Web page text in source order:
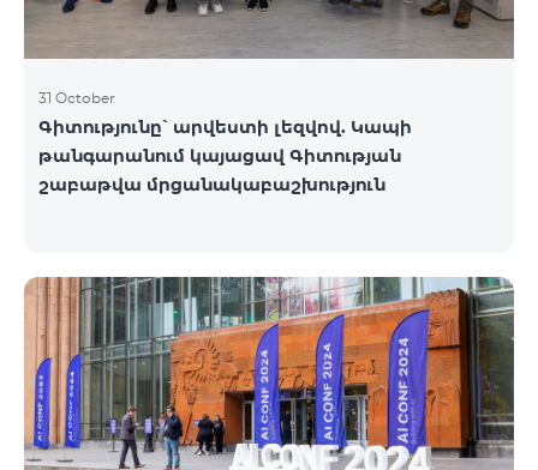
31 October
Գիտությունը՝ արվեստի լեզվով. Կապի
թանգարանում կայացավ Գիտության
շաբաթվա մրցանակաբաշխություն